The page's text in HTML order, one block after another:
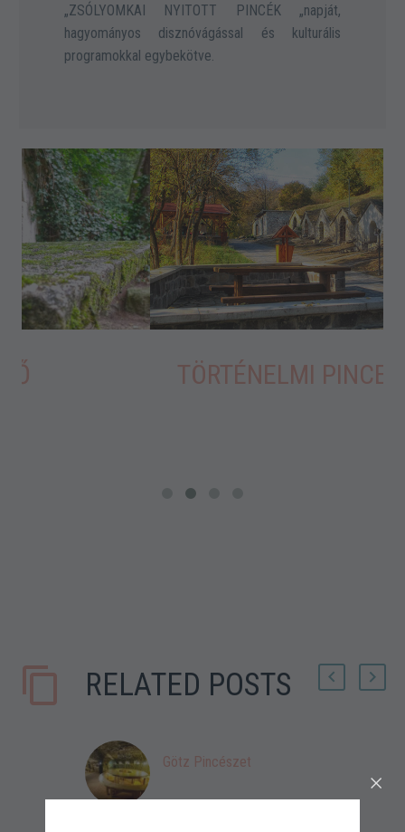
„ZSÓLYOMKAI NYITOTT PINCÉK „napját,
hagyományos disznóvágással és kulturális
programokkal egybekötve.
TÖRTÉNELMI PINCESOR
RELATED POSTS
Götz Pincészet